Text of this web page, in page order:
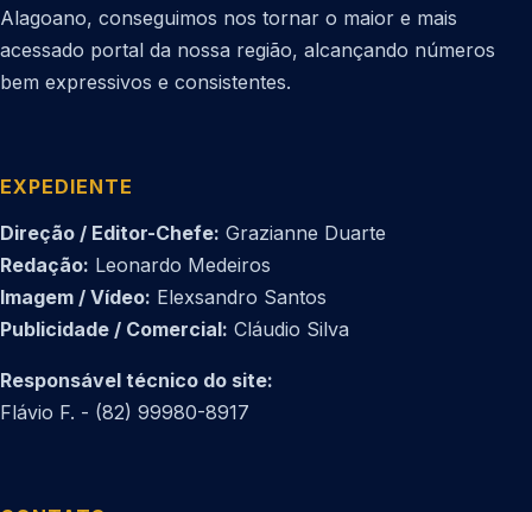
Alagoano, conseguimos nos tornar o maior e mais
acessado portal da nossa região, alcançando números
bem expressivos e consistentes.
EXPEDIENTE
Direção / Editor-Chefe: Grazianne Duarte
Redação: Leonardo Medeiros
Imagem / Vídeo: Elexsandro Santos
Publicidade / Comercial: Cláudio Silva
Responsável técnico do site:
Flávio F. - (82) 99980-8917